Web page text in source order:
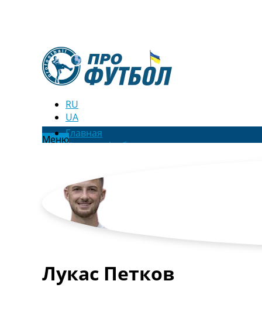
RU
UA
МенюГлавная
Новости футбола
Новости футбола Украины
Последние комментарии
Конкурс прогнозов
Логин
Рейтинги
Турниры
Лукас Петков